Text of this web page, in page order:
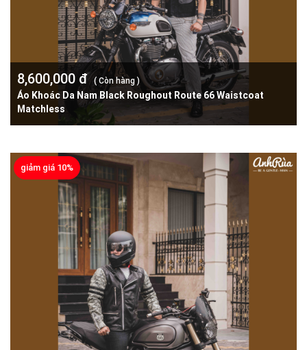
8,600,000 đ( Còn hàng )
Áo Khoác Da Nam Black Roughout Route 66 Waistcoat
Matchless
giảm giá 10%